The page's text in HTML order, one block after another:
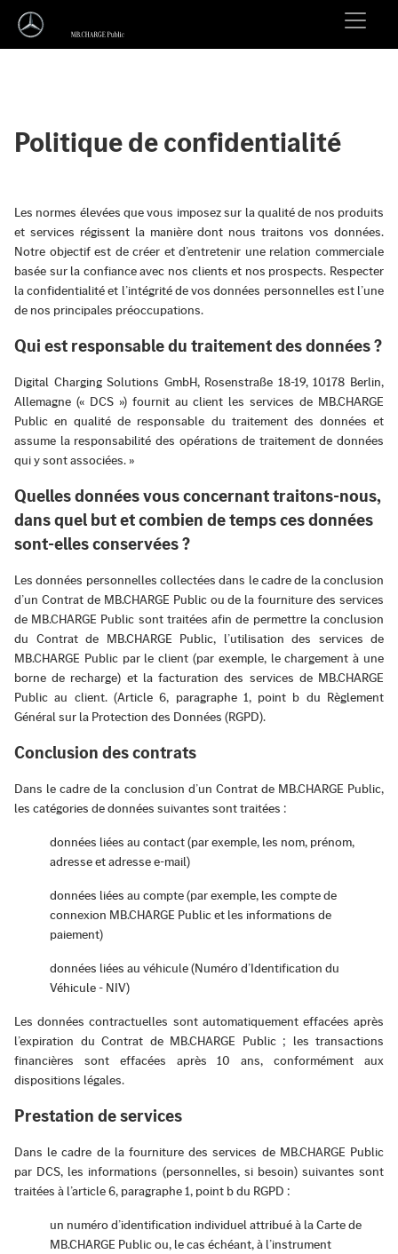
Politique de confidentialité
Les normes élevées que vous imposez sur la qualité de nos produits
et services régissent la manière dont nous traitons vos données.
Notre objectif est de créer et d’entretenir une relation commerciale
basée sur la confiance avec nos clients et nos prospects. Respecter
la confidentialité et l’intégrité de vos données personnelles est l’une
de nos principales préoccupations.
Qui est responsable du traitement des données ?
Digital Charging Solutions GmbH, Rosenstraße 18-19, 10178 Berlin,
Allemagne (« DCS ») fournit au client les services de MB.CHARGE
Public en qualité de responsable du traitement des données et
assume la responsabilité des opérations de traitement de données
qui y sont associées. »
Quelles données vous concernant traitons-nous,
dans quel but et combien de temps ces données
sont-elles conservées ?
Les données personnelles collectées dans le cadre de la conclusion
d’un Contrat de MB.CHARGE Public ou de la fourniture des services
de MB.CHARGE Public sont traitées afin de permettre la conclusion
du Contrat de MB.CHARGE Public, l’utilisation des services de
MB.CHARGE Public par le client (par exemple, le chargement à une
borne de recharge) et la facturation des services de MB.CHARGE
Public au client. (Article 6, paragraphe 1, point b du Règlement
Général sur la Protection des Données (RGPD).
Conclusion des contrats
Dans le cadre de la conclusion d’un Contrat de MB.CHARGE Public,
les catégories de données suivantes sont traitées :
données liées au contact (par exemple, les nom, prénom,
adresse et adresse e-mail)
données liées au compte (par exemple, les compte de
connexion MB.CHARGE Public et les informations de
paiement)
données liées au véhicule (Numéro d’Identification du
Véhicule - NIV)
Les données contractuelles sont automatiquement effacées après
l’expiration du Contrat de MB.CHARGE Public ; les transactions
financières sont effacées après 10 ans, conformément aux
dispositions légales.
Prestation de services
Dans le cadre de la fourniture des services de MB.CHARGE Public
par DCS, les informations (personnelles, si besoin) suivantes sont
traitées à l’article 6, paragraphe 1, point b du RGPD :
un numéro d’identification individuel attribué à la Carte de
MB.CHARGE Public ou, le cas échéant, à l’instrument